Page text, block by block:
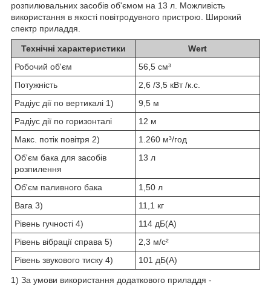
розпилювальних засобів об'ємом на 13 л. Можливість
використання в якості повітродувного пристрою. Широкий
спектр приладдя.
Технічні характеристики
Wert
Робочий об'єм
56,5 cм³
Потужність
2,6 /3,5 кВт /к.с.
Радіус дії по вертикалі 1)
9,5 м
Радіус дії по горизонталі
12 м
Макс. потік повітря 2)
1.260 м³/год
Об'єм бака для засобів
розпилення
13 л
Об'єм паливного бака
1,50 л
Вага 3)
11,1 кг
Рівень гучності 4)
114 дБ(А)
Рівень вібрації справа 5)
2,3 м/с²
Рівень звукового тиску 4) 101 дБ(А)
1) За умови використання додаткового приладдя -